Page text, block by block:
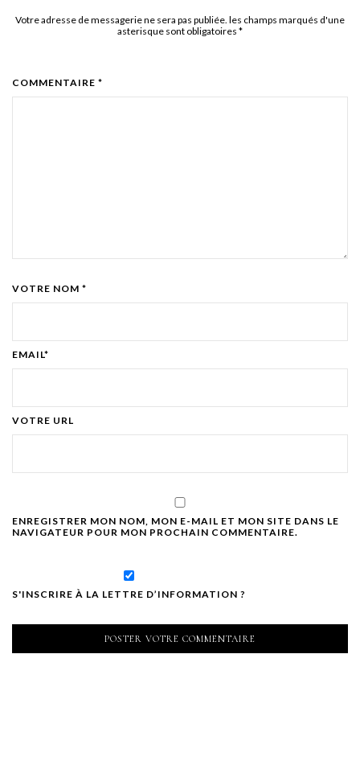
Votre adresse de messagerie ne sera pas publiée. les champs marqués d'une
asterisque sont obligatoires *
COMMENTAIRE *
VOTRE NOM *
EMAIL*
VOTRE URL
ENREGISTRER MON NOM, MON E-MAIL ET MON SITE DANS LE
NAVIGATEUR POUR MON PROCHAIN COMMENTAIRE.
S'INSCRIRE À LA LETTRE D’INFORMATION ?